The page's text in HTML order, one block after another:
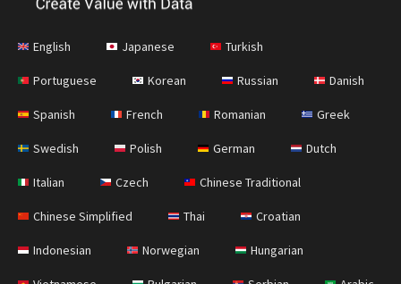
English Japanese Turkish
Portuguese Korean Russian Danish
Spanish French Romanian Greek
Swedish Polish German Dutch
Italian Czech Chinese Traditional
Chinese Simplified Thai Croatian
Indonesian Norwegian Hungarian